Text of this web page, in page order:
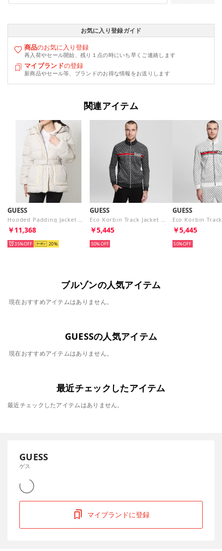
お気に入り登録ガイド
商品のお気に入り登録
再入荷やセール開始、残り１点の時にいち早くご連絡します
マイブランドの登録
新商品やセール等、ブランドのお得な情報をお送りします
関連アイテム
GUESS
Hooded Padding Jacket （IVY）
￥11,368
35% 20
GUESS
Eco Korbin Track Jacket （P9QC） ジャージ
￥5,445
50%
GUESS
￥5,445
50%
ブルゾンの人気アイテム
現在おすすめアイテムはありません。
GUESSの人気アイテム
現在おすすめアイテムはありません。
最近チェックしたアイテム
最近チェックしたアイテムはありません。
GUESS
ゲス
マイブランドに登録